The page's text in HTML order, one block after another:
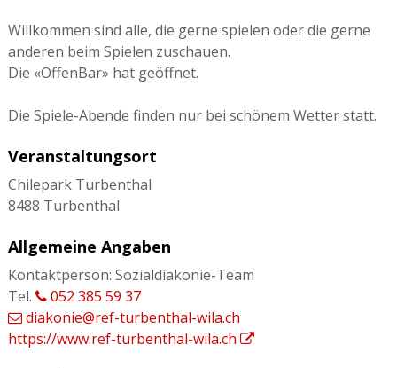
Willkommen sind alle, die gerne spielen oder die gerne
anderen beim Spielen zuschauen.
Die «OffenBar» hat geöffnet.
Die Spiele-Abende finden nur bei schönem Wetter statt.
Veranstaltungsort
Chilepark Turbenthal
8488 Turbenthal
Allgemeine Angaben
Kontaktperson: Sozialdiakonie-Team
Tel.
052 385 59 37
diakonie@ref-turbenthal-wila.ch
https://www.ref-turbenthal-wila.ch